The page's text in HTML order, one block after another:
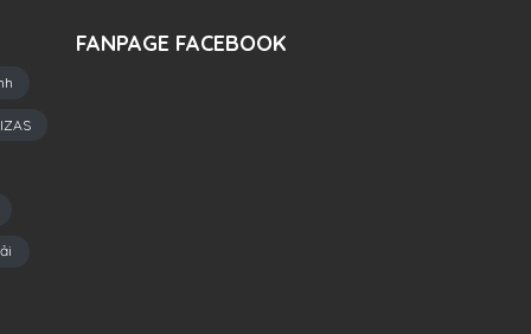
FANPAGE FACEBOOK